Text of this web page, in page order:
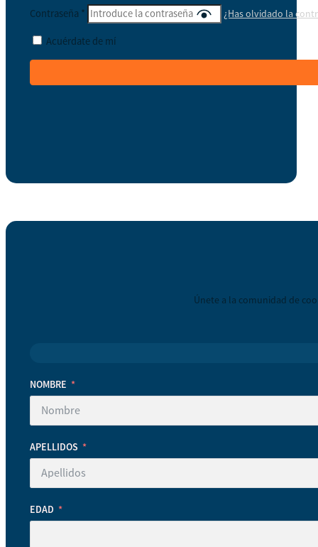
Contraseña * ¿Has olvidado la
Acuérdate de mí
Únete a la comunidad de
NOMBRE
APELLIDOS
EDAD